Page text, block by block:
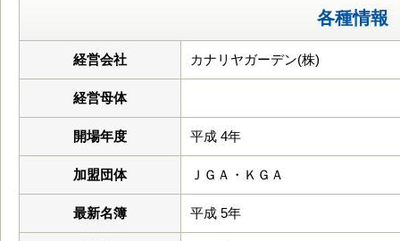
各種情報
経営会社 カナリヤガーデン(株)
経営母体
開場年度 平成 4年
加盟団体 ＪＧＡ・ＫＧＡ
最新名簿 平成 5年